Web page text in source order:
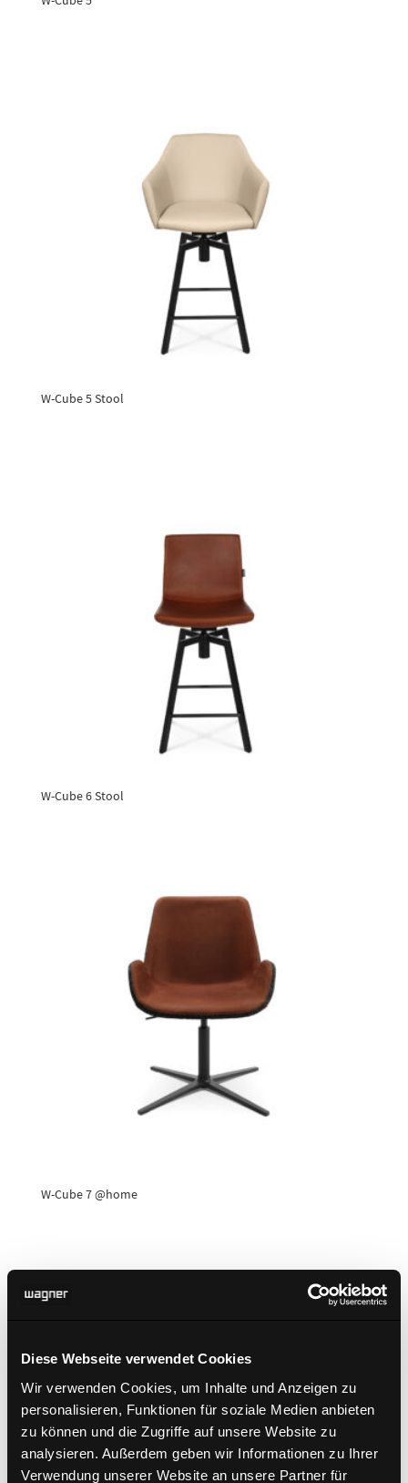
Diese Webseite verwendet Cookies
Wir verwenden Cookies, um Inhalte und Anzeigen zu
personalisieren, Funktionen für soziale Medien anbieten
zu können und die Zugriffe auf unsere Website zu
analysieren. Außerdem geben wir Informationen zu Ihrer
Verwendung unserer Website an unsere Partner für
W-Cube 5 Stool
W-Cube 6 Stool
W-Cube 7 @home